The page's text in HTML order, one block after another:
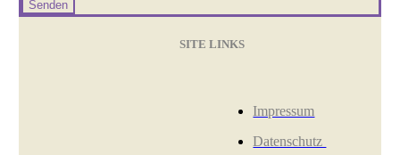
Senden
SITE LINKS
Impressum
Datenschutz